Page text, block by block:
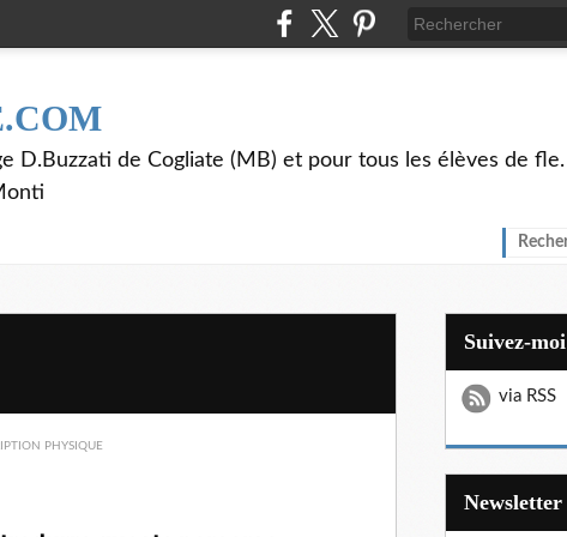
D.Buzzati de Cogliate (MB) et pour tous les élèves de fle.
Suivez-moi
via RSS
Newsletter